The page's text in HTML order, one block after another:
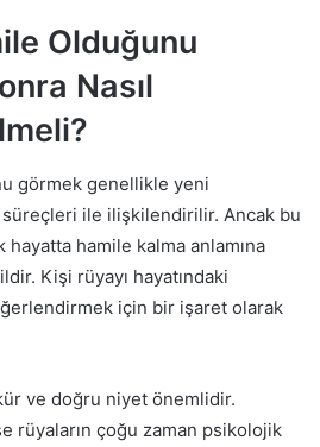
Olduğunu
Nasıl
görmek genellikle yeni
süreçleri ile ilişkilendirilir. Ancak bu
hayatta hamile kalma anlamına
Kişi rüyayı hayatındaki
için bir işaret olarak
ve doğru niyet önemlidir.
rüyaların çoğu zaman psikolojik